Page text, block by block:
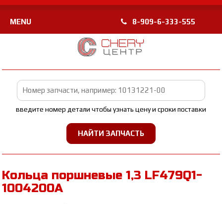
MENU 8-909-6-333-555
введите номер детали чтобы узнать цену и сроки поставки
Кольца поршневые 1,3 LF479Q1-
1004200A